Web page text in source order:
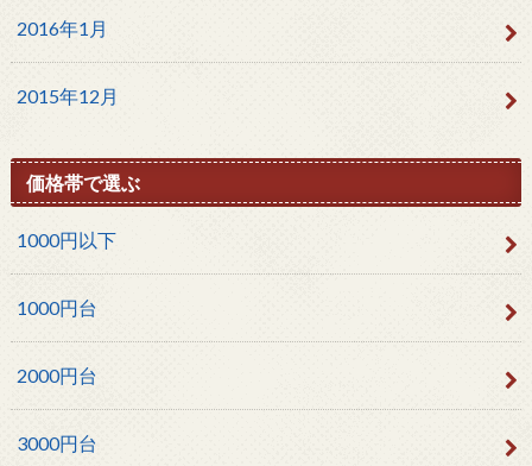
2016年1月
2015年12月
価格帯で選ぶ
1000円以下
1000円台
2000円台
3000円台